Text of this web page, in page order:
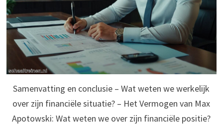
Samenvatting en conclusie – Wat weten we werkelijk
over zijn financiële situatie? – Het Vermogen van Max
Apotowski: Wat weten we over zijn financiële positie?